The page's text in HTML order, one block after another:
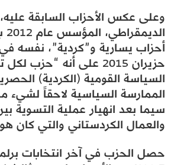
وعلى عكس الأحزاب السابقة
أحزاب يسارية و”كردية”، نفسه
حزيران 2015 على أنه
السياسة القومية (الكردية)
الممارسة السياسية لاحقاً لشيء
سيما بعد انهيار عملية التسوية
والعمال الكردستاني والتي كان
حصل الحزب في آخر انتخابات